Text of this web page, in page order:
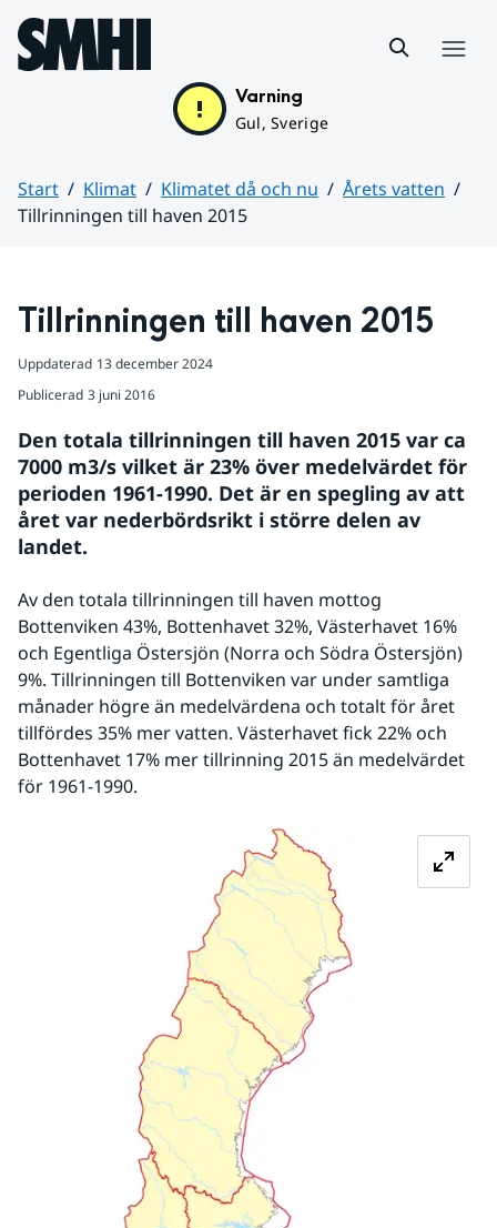
Hoppa till sidans innehåll
Varning
Gul, Sverige
Start Klimat Klimatet då och nu
Årets vatten
Tillrinningen till haven 2015
Tillrinningen till haven 2015
Uppdaterad 13 december 2024
Publicerad 3 juni 2016
Den totala tillrinningen till haven 2015 var ca
7000 m3/s vilket är 23% över medelvärdet för
perioden 1961-1990. Det är en spegling av att
året var nederbördsrikt i större delen av
landet.
Av den totala tillrinningen till haven mottog
Bottenviken 43%, Bottenhavet 32%, Västerhavet 16%
och Egentliga Östersjön (Norra och Södra Östersjön)
9%. Tillrinningen till Bottenviken var under samtliga
månader högre än medelvärdena och totalt för året
tillfördes 35% mer vatten. Västerhavet fick 22% och
Bottenhavet 17% mer tillrinning 2015 än medelvärdet
för 1961-1990.